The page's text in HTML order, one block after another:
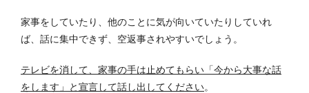
家事をしていたり、他のことに気が向いていたりしていれ
ば、話に集中できず、空返事されやすいでしょう。
テレビを消して、家事の手は止めてもらい「今から大事な話
をします」と宣言して話し出してください。